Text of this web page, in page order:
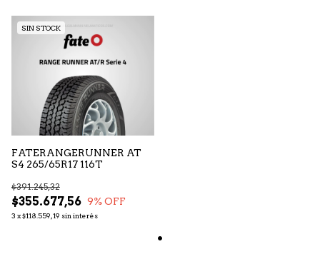
SIN STOCK
FATERANGERUNNER AT
S4 265/65R17 116T
$355.677,56
$391.245,32
9% OFF
3 x$118.559,19 sin interés